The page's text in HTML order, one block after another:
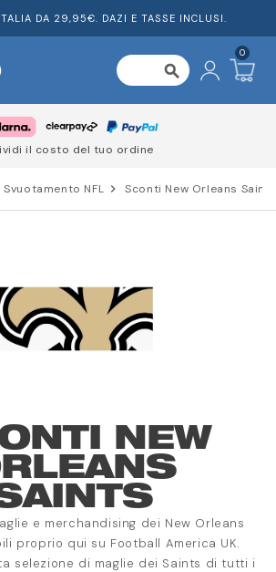
DA 29,95€. DAZI E TASSE INCLUSI.
search
0
il costo del tuo ordine
Svuotamento NFL chevron_right Sconti New Orleans
NEW
e merchandising dei New Orleans
proprio qui su Football America UK.
selezione di maglie dei Saints di tutti i